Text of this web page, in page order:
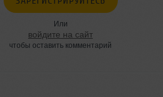
Или
войдите на сайт
чтобы оставить комментарий